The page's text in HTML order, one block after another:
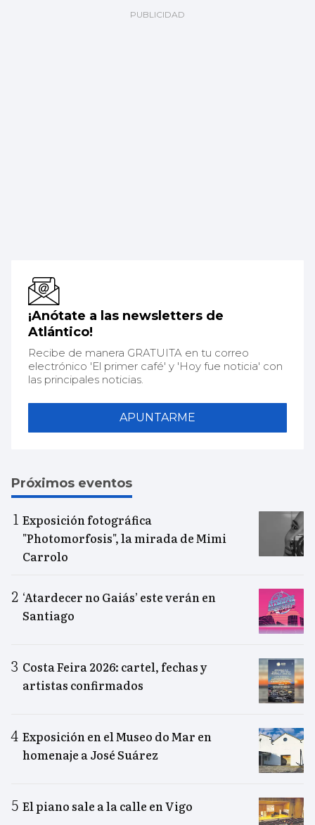
¡Anótate a las newsletters de
Atlántico!
Recibe de manera GRATUITA en tu correo
electrónico 'El primer café' y 'Hoy fue noticia' con
las principales noticias.
APUNTARME
Próximos eventos
Exposición fotográfica
"Photomorfosis", la mirada de Mimi
Carrolo
‘Atardecer no Gaiás’ este verán en
Santiago
Costa Feira 2026: cartel, fechas y
artistas confirmados
Exposición en el Museo do Mar en
homenaje a José Suárez
El piano sale a la calle en Vigo